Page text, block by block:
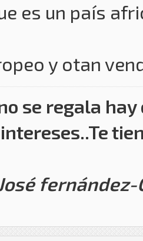
es un país
y otan
se regala